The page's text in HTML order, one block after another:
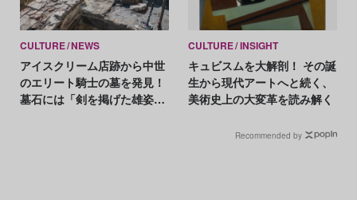
CULTURE NEWS
アイスクリーム店跡から中世
のエリート騎士の墓を発見！
墓石には「剣を掲げた雄姿」
CULTURE INSIGHT
キュビスムを大解剖！ その誕
生から現代アートへと続く、
美術史上の大変革を読み解く
Recommended by